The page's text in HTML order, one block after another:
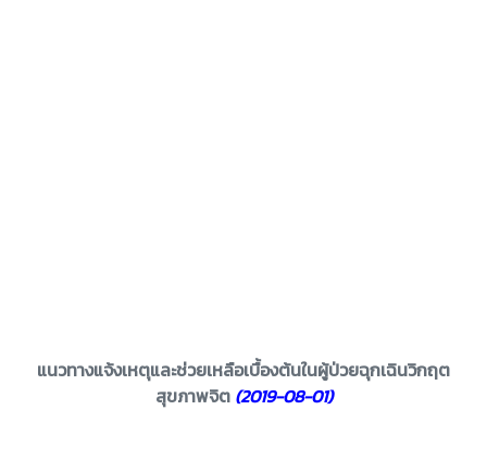
แนวทางแจ้งเหตุและช่วยเหลือเบื้องต้นในผู้ป่วยฉุกเฉินวิกฤต
สุขภาพจิต (2019-08-01)